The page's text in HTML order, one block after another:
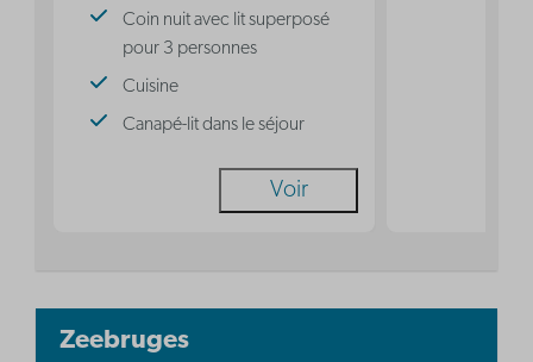
Coin nuit avec lit superposé
pour 3 personnes
Cuisine
Canapé-lit dans le séjour
Voir
Zeebruges